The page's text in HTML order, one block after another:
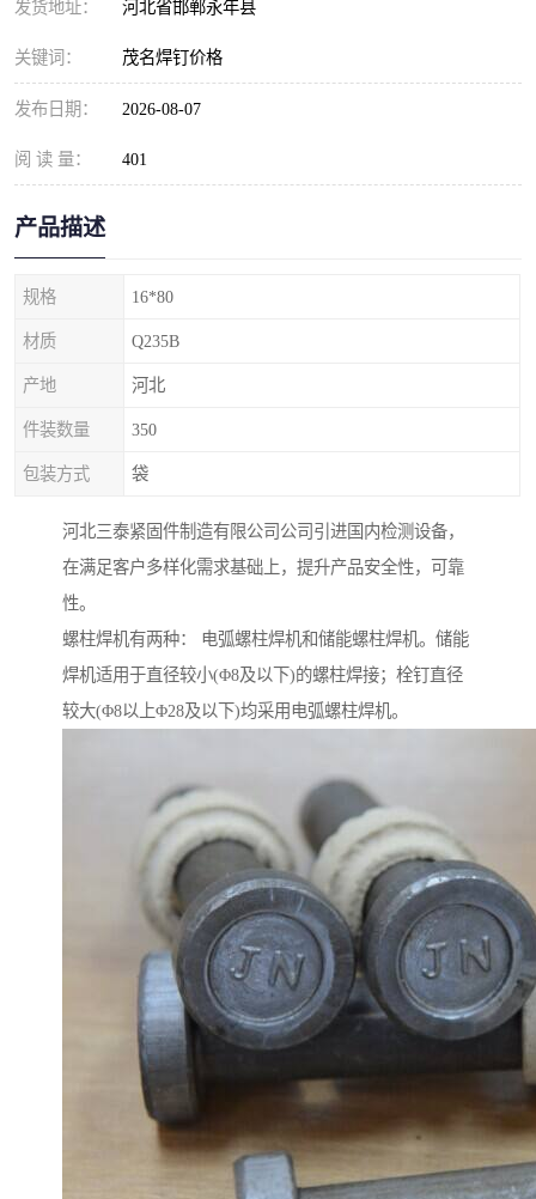
发货地址： 河北省邯郸永年县
关键词： 茂名焊钉价格
发布日期： 2026-08-07
阅 读 量： 401
产品描述
规格 16*80
材质 Q235B
产地 河北
件装数量 350
包装方式 袋
河北三泰紧固件制造有限公司公司引进国内检测设备，
在满足客户多样化需求基础上，提升产品安全性，可靠
性。
螺柱焊机有两种： 电弧螺柱焊机和储能螺柱焊机。储能
焊机适用于直径较小(Φ8及以下)的螺柱焊接；栓钉直径
较大(Φ8以上Φ28及以下)均采用电弧螺柱焊机。